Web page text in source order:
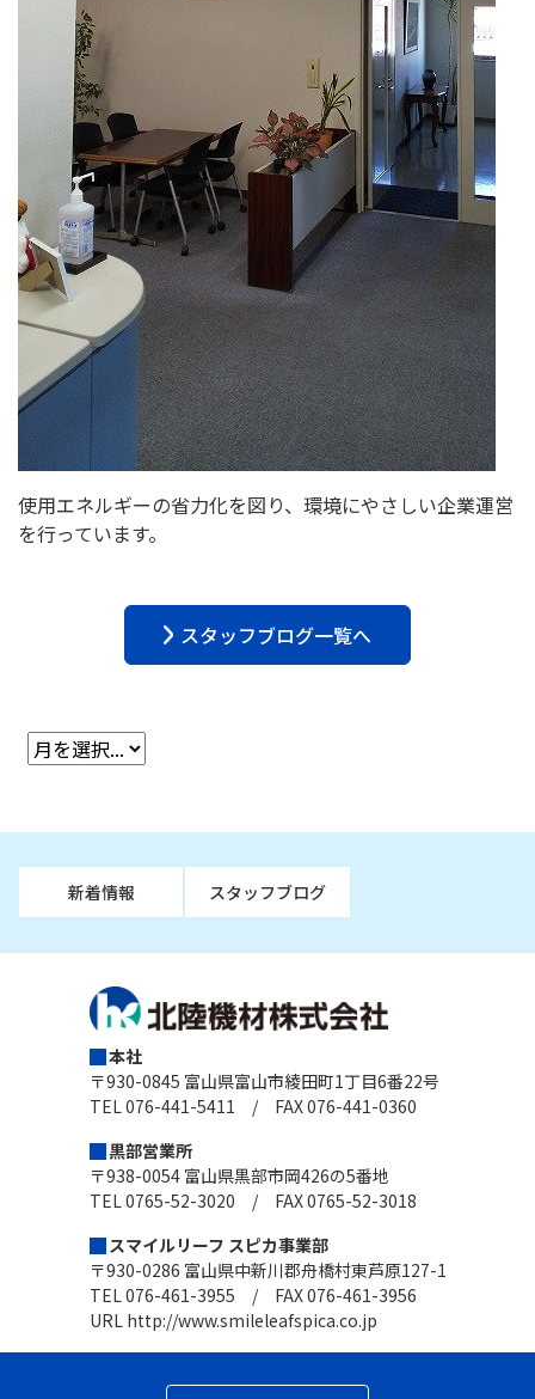
使用エネルギーの省力化を図り、環境にやさしい企業運営
を行っています。
スタッフブログ一覧へ
新着情報 スタッフブログ
本社
〒930-0845 富山県富山市綾田町1丁目6番22号
TEL 076-441-5411 / FAX 076-441-0360
黒部営業所
〒938-0054 富山県黒部市岡426の5番地
TEL 0765-52-3020 / FAX 0765-52-3018
スマイルリーフ スピカ事業部
〒930-0286 富山県中新川郡舟橋村東芦原127-1
TEL 076-461-3955 / FAX 076-461-3956
URL http://www.smileleafspica.co.jp